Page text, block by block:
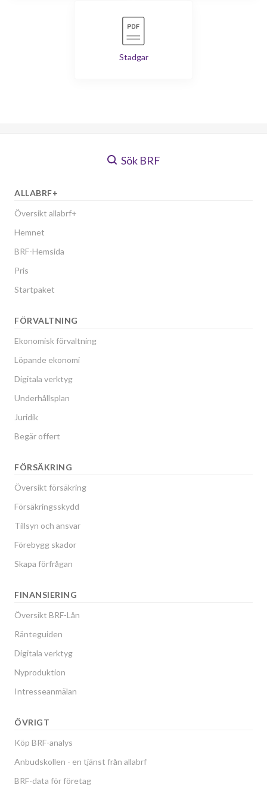
Stadgar
Sök BRF
ALLABRF+
Översikt allabrf+
Hemnet
BRF-Hemsida
Pris
Startpaket
FÖRVALTNING
Ekonomisk förvaltning
Löpande ekonomi
Digitala verktyg
Underhållsplan
Juridik
Begär offert
FÖRSÄKRING
Översikt försäkring
Försäkringsskydd
Tillsyn och ansvar
Förebygg skador
Skapa förfrågan
FINANSIERING
Översikt BRF-Lån
Ränteguiden
Digitala verktyg
Nyproduktion
Intresseanmälan
ÖVRIGT
Köp BRF-analys
Anbudskollen - en tjänst från allabrf
BRF-data för företag